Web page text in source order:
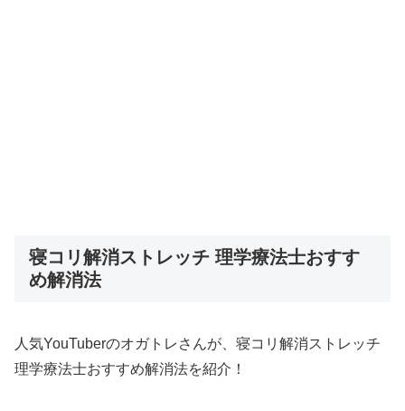
寝コリ解消ストレッチ 理学療法士おすす
め解消法
人気YouTuberのオガトレさんが、寝コリ解消ストレッチ
理学療法士おすすめ解消法を紹介！